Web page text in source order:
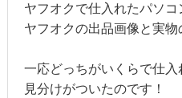
ヤフオクで仕入れたパソ
ヤフオクの出品画像と実物
一応どっちがいくらで仕
見分けがついたのです！